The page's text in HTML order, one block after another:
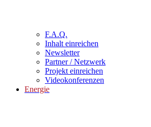
F.A.Q.
Inhalt einreichen
Newsletter
Partner / Netzwerk
Projekt einreichen
Videokonferenzen
Energie